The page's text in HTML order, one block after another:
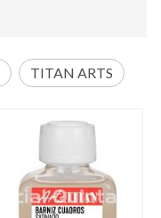
TITAN ARTS